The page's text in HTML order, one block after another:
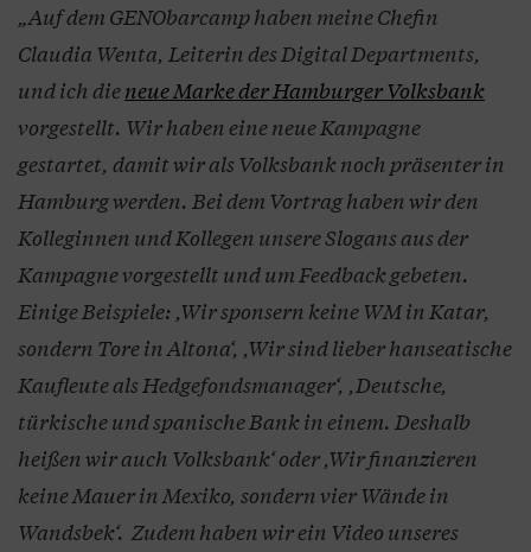
„Auf dem GENObarcamp haben meine Chefin
Claudia Wenta, Leiterin des Digital Departments,
und ich dieneue Marke der Hamburger Volksbank
vorgestellt. Wir haben eine neue Kampagne
gestartet, damit wir als Volksbank noch präsenter in
Hamburg werden. Bei dem Vortrag haben wir den
Kolleginnen und Kollegen unsere Slogans aus der
Kampagne vorgestellt und um Feedback gebeten.
Einige Beispiele: ,Wir sponsern keine WM in Katar,
sondern Tore in Altona‘, ,Wir sind lieber hanseatische
Kaufleute als Hedgefondsmanager‘, ,Deutsche,
türkische und spanische Bank in einem. Deshalb
heißen wir auch Volksbank‘ oder ,Wir finanzieren
keine Mauer in Mexiko, sondern vier Wände in
Wandsbek‘. Zudem haben wir ein Video unseres